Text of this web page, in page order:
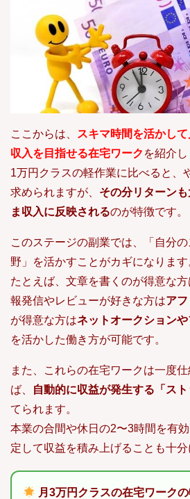
ここからは、
スキマ時間を活かし
収入を目指せる在宅ワーク を紹介し
1万円クラスの軽作業に比べると、
求められますが、 その分リターン
ま収入に反映されるのが特徴です。
このステージの副業では、「自分
野」を活かすことがカギになります
たとえば、文章を書くのが得意な方
報発信やレビューが好きな方はア
が得意な方はネットオークション
を活かした働き方が可能です。
また、これらの在宅ワークは一度
ば、
自動的に収益が発生する「スト
てられます。
本業の合間や休日の2〜3時間を有
定して収益を積み上げることも十分
月3万円クラスの在宅ワーク